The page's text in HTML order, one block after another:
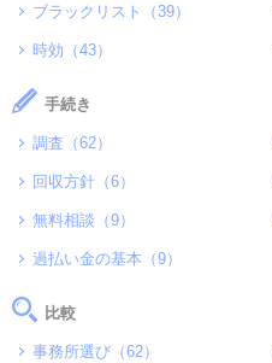
ブラックリスト（39）
時効（43）
手続き
調査（62）
回収方針（6）
無料相談（9）
過払い金の基本（9）
比較
事務所選び（62）